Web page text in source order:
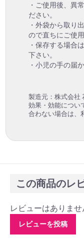
・ご使用後、異
ださい。
・外袋から取り
ので直ちにご使用
・保存する場合
下さい。
・小児の手の届
製造元：株式会社
効果・効能につい
合わない場合は、
この商品のレ
レビューはありませ
レビューを投稿